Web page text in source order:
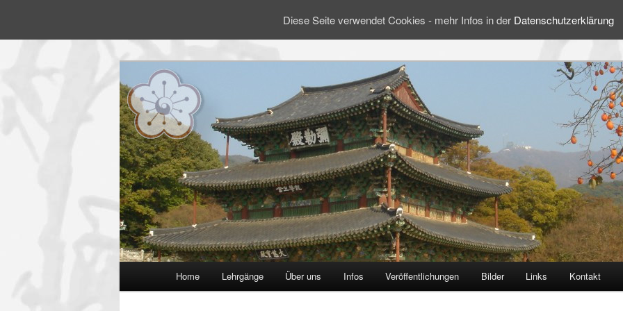
Home Lehrgänge Über uns Infos Veröffentlichungen Bilder Links Kontakt
Diese Seite verwendet Cookies - mehr Infos in der Datenschutzerklärung